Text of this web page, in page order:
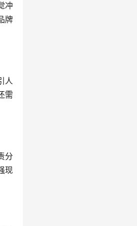
冲
牌
人
需
分
现